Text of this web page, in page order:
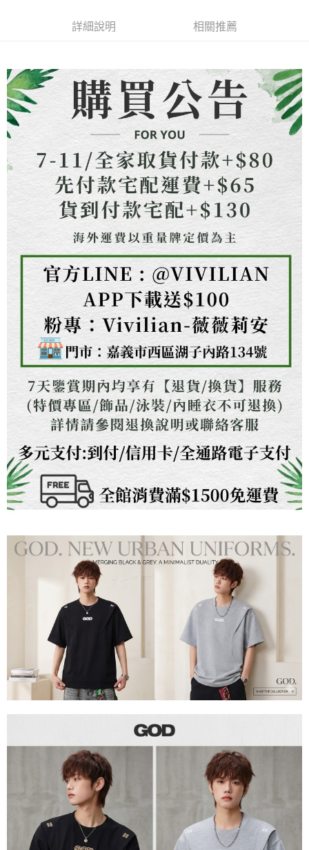
2.基於同意付款使用「大哥付你分期」之契約關係目的，商店將以您的個人
資料（包含姓名、電話或地址）提供予台灣大哥大進項蒐集、處理及利用，
由本公司與您本人進行分期帳單所需資料之確認、核對及更正。
3.完整用戶服務條款，請詳閱以下連結：
https://oppay.tw/userRule
３．收到繳費通知簡訊後14天內，點擊此簡訊中的連結，可透過四大超商／
ATM／網路銀行／等多元方式進行付款，方視為交易完成。
後付繳納相關費用。
※ 交易是否成功請以「AFTEE先享後付 」之結帳頁面顯示為準，若有關於
是否繳費成功／繳費後需取消欲退款等相關疑問，請聯繫「AFTEE先享後付
客戶支援中心」https://netprotections.freshdesk.com/support/home
１．透過由恩沛科技股份有限公司提供之「AFTEE先享後付」服務完成之交
易，需依本服務之必要範圍內提供個人資料，並將交易相關給付款項請求債
權轉讓予恩沛科技股份有限公司。
２．關於個人資料處理事宜，請瀏覽以下網址：
https://aftee.tw/terms/#terms3
３．未成年的使用者請事先徵得法定代理人或監護人之同意方可使用
「AFTEE先享後付」，若未經同意申辦者引起之損失，本公司不負相關責
任。
４．使用「AFTEE先享後付」時，將依據個別帳號之用戶狀況，依本公司即
時審查核予不同之上限額度；若仍有額度不足之情形，本公司將視審查結果
請求用戶進行身份認證。
５．嚴禁一人註冊多個帳號或使用他人資訊註冊。若發現惡意使用之情形，
恩沛科技股份有限公司將有權停止該用戶之使用額度並採取法律行動。
每筆NT$65，滿NT$1,500(含以上)免運費
貨到付款
每筆NT$130，滿NT$1,500(含以上)免運費
海外配送 查看運費
詳細說明 相關推薦